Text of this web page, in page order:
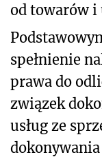
od towarów i
spełnienie
prawa do
związek
usług ze